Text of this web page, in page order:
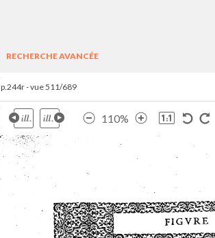
RECHERCHE AVANCÉE
p.244r - vue 511/689
110%